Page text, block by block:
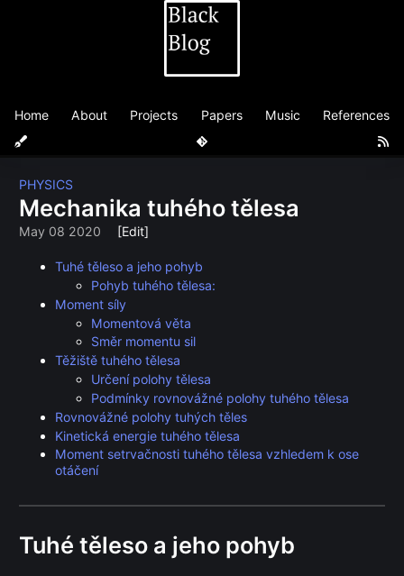
Home About Projects Papers Music References
PHYSICS
Mechanika tuhého tělesa
May 08 2020 [Edit]
Tuhé těleso a jeho pohyb
Pohyb tuhého tělesa:
Moment síly
Momentová věta
Směr momentu sil
Těžiště tuhého tělesa
Určení polohy tělesa
Podmínky rovnovážné polohy tuhého tělesa
Rovnovážné polohy tuhých těles
Kinetická energie tuhého tělesa
Moment setrvačnosti tuhého tělesa vzhledem k ose
otáčení
Tuhé těleso a jeho pohyb